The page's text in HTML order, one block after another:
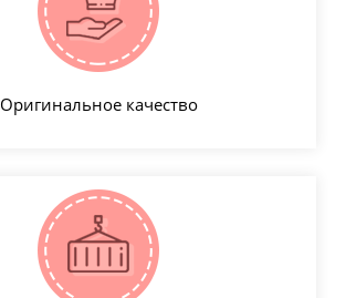
Оригинальное качество